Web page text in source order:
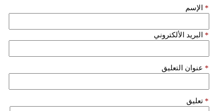
الإسم *
البريد الألكتروني *
عنوان التعليق *
تعليق *